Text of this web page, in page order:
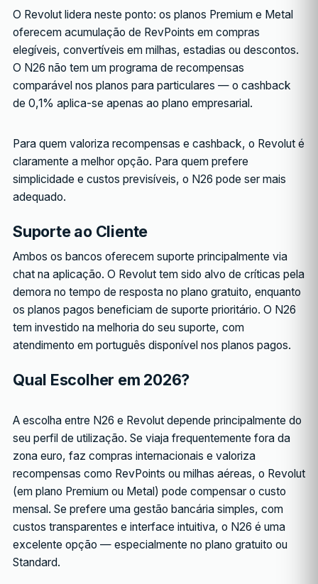
O Revolut lidera neste ponto: os planos Premium e Metal
oferecem acumulação de RevPoints em compras
elegíveis, convertíveis em milhas, estadias ou descontos.
O N26 não tem um programa de recompensas
comparável nos planos para particulares — o cashback
de 0,1% aplica-se apenas ao plano empresarial.
Para quem valoriza recompensas e cashback, o Revolut é
claramente a melhor opção. Para quem prefere
simplicidade e custos previsíveis, o N26 pode ser mais
adequado.
Suporte ao Cliente
Ambos os bancos oferecem suporte principalmente via
chat na aplicação. O Revolut tem sido alvo de críticas pela
demora no tempo de resposta no plano gratuito, enquanto
os planos pagos beneficiam de suporte prioritário. O N26
tem investido na melhoria do seu suporte, com
atendimento em português disponível nos planos pagos.
Qual Escolher em 2026?
A escolha entre N26 e Revolut depende principalmente do
seu perfil de utilização. Se viaja frequentemente fora da
zona euro, faz compras internacionais e valoriza
recompensas como RevPoints ou milhas aéreas, o Revolut
(em plano Premium ou Metal) pode compensar o custo
mensal. Se prefere uma gestão bancária simples, com
custos transparentes e interface intuitiva, o N26 é uma
excelente opção — especialmente no plano gratuito ou
Standard.